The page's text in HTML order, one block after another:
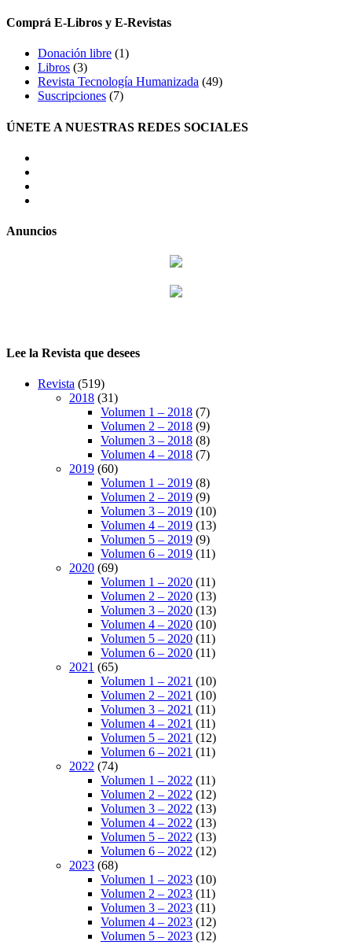
Comprá E-Libros y E-Revistas
Donación libre (1)
Libros (3)
Revista Tecnología Humanizada (49)
Suscripciones (7)
ÚNETE A NUESTRAS REDES SOCIALES
Anuncios
Lee la Revista que desees
Revista (519)
2018 (31)
Volumen 1 – 2018 (7)
Volumen 2 – 2018 (9)
Volumen 3 – 2018 (8)
Volumen 4 – 2018 (7)
2019 (60)
Volumen 1 – 2019 (8)
Volumen 2 – 2019 (9)
Volumen 3 – 2019 (10)
Volumen 4 – 2019 (13)
Volumen 5 – 2019 (9)
Volumen 6 – 2019 (11)
2020 (69)
Volumen 1 – 2020 (11)
Volumen 2 – 2020 (13)
Volumen 3 – 2020 (13)
Volumen 4 – 2020 (10)
Volumen 5 – 2020 (11)
Volumen 6 – 2020 (11)
2021 (65)
Volumen 1 – 2021 (10)
Volumen 2 – 2021 (10)
Volumen 3 – 2021 (11)
Volumen 4 – 2021 (11)
Volumen 5 – 2021 (12)
Volumen 6 – 2021 (11)
2022 (74)
Volumen 1 – 2022 (11)
Volumen 2 – 2022 (12)
Volumen 3 – 2022 (13)
Volumen 4 – 2022 (13)
Volumen 5 – 2022 (13)
Volumen 6 – 2022 (12)
2023 (68)
Volumen 1 – 2023 (10)
Volumen 2 – 2023 (11)
Volumen 3 – 2023 (11)
Volumen 4 – 2023 (12)
Volumen 5 – 2023 (12)